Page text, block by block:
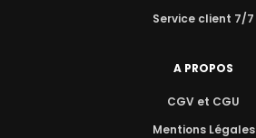
Service client 7/7
A PROPOS
CGV et CGU
Mentions Légales